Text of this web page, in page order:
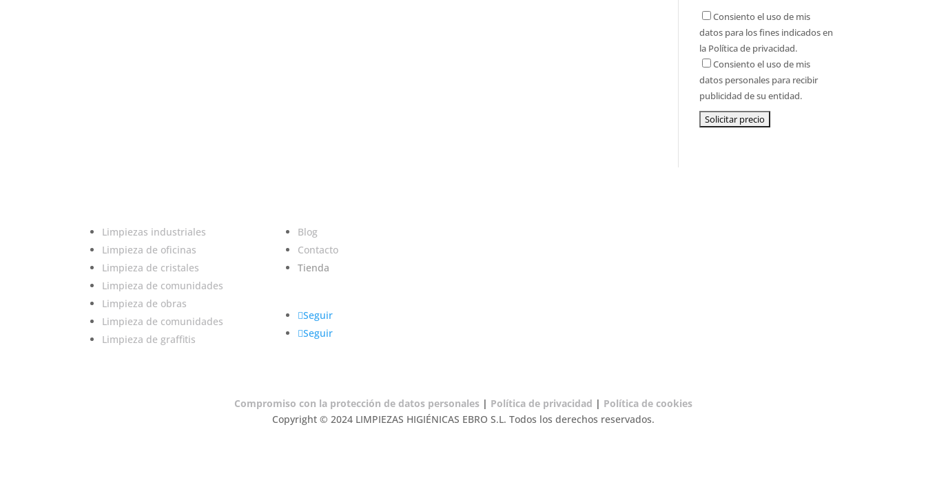
Consiento el uso de mis
datos para los fines indicados en
la Política de privacidad.
Consiento el uso de mis
datos personales para recibir
publicidad de su entidad.
Limpiezas industriales
Limpieza de oficinas
Limpieza de cristales
Limpieza de comunidades
Limpieza de obras
Limpieza de comunidades
Limpieza de graffitis
Blog
Contacto
Tienda
Seguir
Seguir
Compromiso con la protección de datos personales | Política de privacidad | Política de cookies
Copyright © 2024 LIMPIEZAS HIGIÉNICAS EBRO S.L. Todos los derechos reservados.